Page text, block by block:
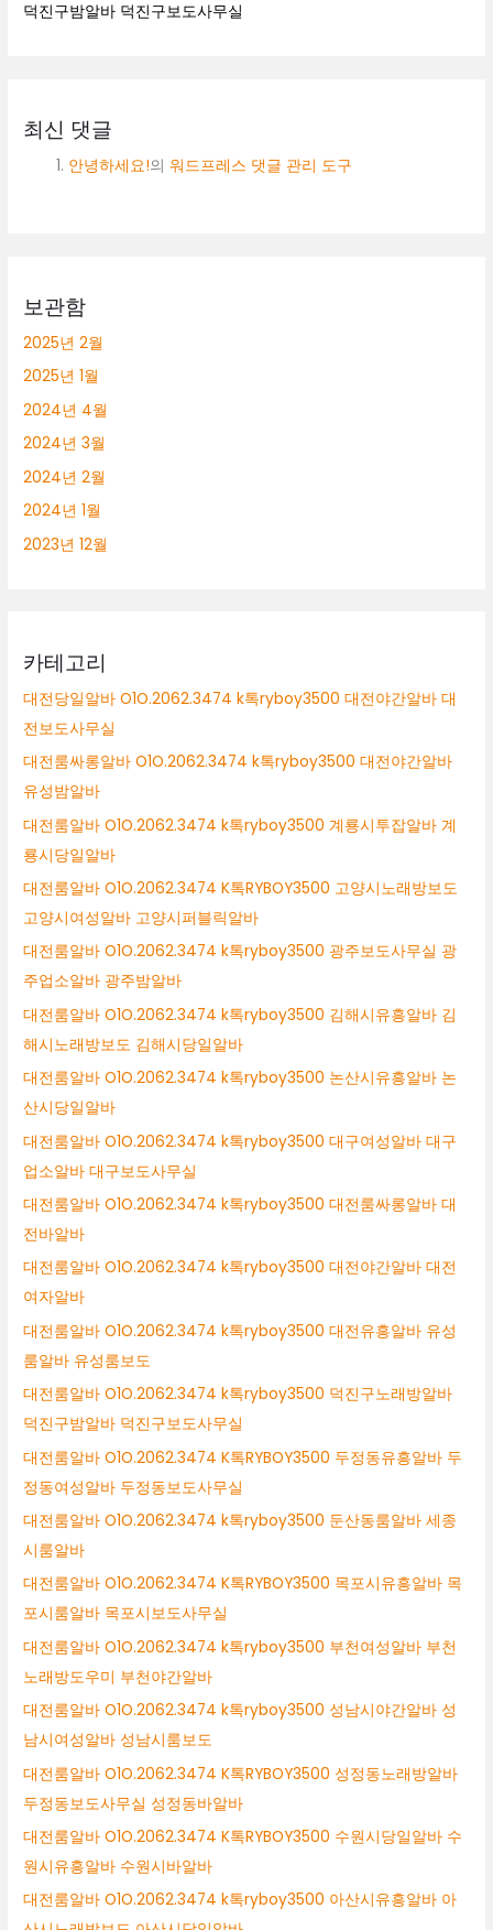
덕진구밤알바 덕진구보도사무실
최신 댓글
안녕하세요!의워드프레스 댓글 관리 도구
보관함
2025년 2월
2025년 1월
2024년 4월
2024년 3월
2024년 2월
2024년 1월
2023년 12월
카테고리
대전당일알바 O1O.2062.3474 k톡ryboy3500 대전야간알바 대
전보도사무실
대전룸싸롱알바 O1O.2062.3474 k톡ryboy3500 대전야간알바
유성밤알바
대전룸알바 O1O.2062.3474 k톡ryboy3500 계룡시투잡알바 계
룡시당일알바
대전룸알바 O1O.2062.3474 K톡RYBOY3500 고양시노래방보도
고양시여성알바 고양시퍼블릭알바
대전룸알바 O1O.2062.3474 k톡ryboy3500 광주보도사무실 광
주업소알바 광주밤알바
대전룸알바 O1O.2062.3474 k톡ryboy3500 김해시유흥알바 김
해시노래방보도 김해시당일알바
대전룸알바 O1O.2062.3474 k톡ryboy3500 논산시유흥알바 논
산시당일알바
대전룸알바 O1O.2062.3474 k톡ryboy3500 대구여성알바 대구
업소알바 대구보도사무실
대전룸알바 O1O.2062.3474 k톡ryboy3500 대전룸싸롱알바 대
전바알바
대전룸알바 O1O.2062.3474 k톡ryboy3500 대전야간알바 대전
여자알바
대전룸알바 O1O.2062.3474 k톡ryboy3500 대전유흥알바 유성
룸알바 유성룸보도
대전룸알바 O1O.2062.3474 k톡ryboy3500 덕진구노래방알바
덕진구밤알바 덕진구보도사무실
대전룸알바 O1O.2062.3474 K톡RYBOY3500 두정동유흥알바 두
정동여성알바 두정동보도사무실
대전룸알바 O1O.2062.3474 k톡ryboy3500 둔산동룸알바 세종
시룸알바
대전룸알바 O1O.2062.3474 K톡RYBOY3500 목포시유흥알바 목
포시룸알바 목포시보도사무실
대전룸알바 O1O.2062.3474 k톡ryboy3500 부천여성알바 부천
노래방도우미 부천야간알바
대전룸알바 O1O.2062.3474 k톡ryboy3500 성남시야간알바 성
남시여성알바 성남시룸보도
대전룸알바 O1O.2062.3474 K톡RYBOY3500 성정동노래방알바
두정동보도사무실 성정동바알바
대전룸알바 O1O.2062.3474 K톡RYBOY3500 수원시당일알바 수
원시유흥알바 수원시바알바
대전룸알바 O1O.2062.3474 k톡ryboy3500 아산시유흥알바 아